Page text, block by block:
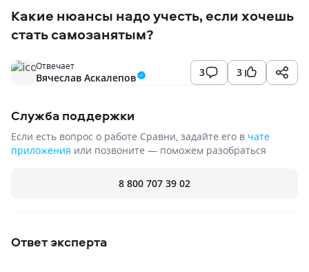
Какие нюансы надо учесть, если хочешь
стать самозанятым?
3
3
Отвечает
Вячеслав Аскалепов
Служба поддержки
Если есть вопрос о работе Сравни, задайте его в чате
приложения или позвоните — поможем разобраться
8 800 707 39 02
Ответ эксперта